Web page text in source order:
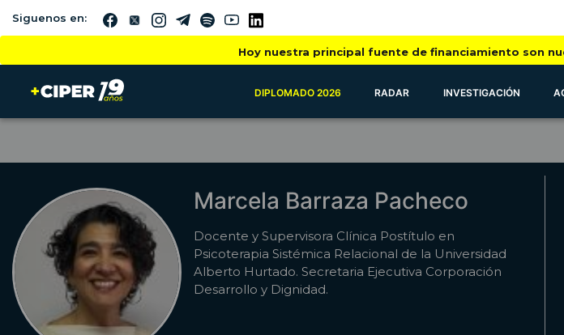
Siguenos en:
Hoy nuestra principal fuente de financiamiento son
DIPLOMADO 2026 RADAR INVESTIGACIÓN
Marcela Barraza Pacheco
Docente y Supervisora Clínica Postítulo en
Psicoterapia Sistémica Relacional de la Universidad
Alberto Hurtado. Secretaria Ejecutiva Corporación
Desarrollo y Dignidad.